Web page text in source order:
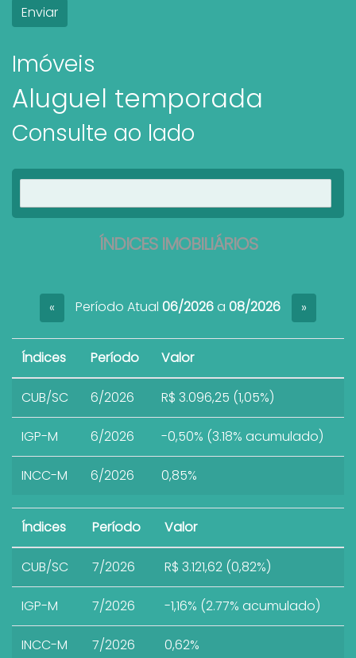
Imóveis
Aluguel temporada
Consulte ao lado
ÍNDICES IMOBILIÁRIOS
« Período Atual 06/2026a 08/2026 »
Índices Período Valor
CUB/SC 6/2026 R$ 3.096,25 (1,05%)
IGP-M 6/2026 -0,50% (3.18% acumulado)
INCC-M 6/2026 0,85%
Índices Período Valor
CUB/SC 7/2026 R$ 3.121,62 (0,82%)
IGP-M 7/2026 -1,16% (2.77% acumulado)
INCC-M 7/2026 0,62%